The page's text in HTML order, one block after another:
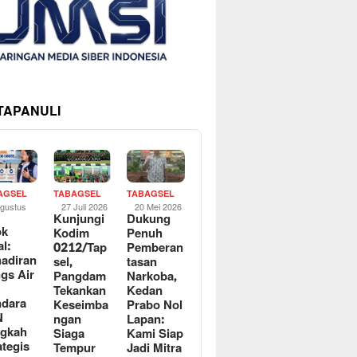
Air
TABAGSEL
27 Juli 2026
Kunjungi
Kodim
0212/Tap
sel,
Pangdam
Tekankan
Keseimba
ngan
Siaga
Tempur
TABAGSEL
20 Mei 2026
Dukung
Penuh
Pemberan
tasan
Narkoba,
Kedan
Prabo Nol
Lapan:
Kami Siap
Jadi Mitra